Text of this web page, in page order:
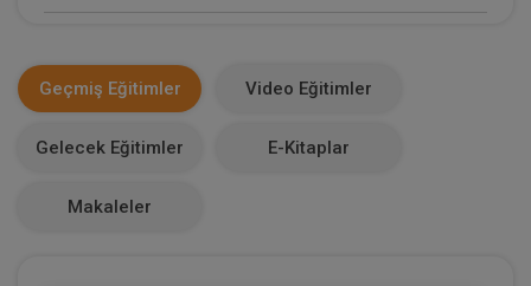
0
0
Geçmiş Eğitimler Video Eğitimler
Gelecek Eğitimler E-Kitaplar
Makaleler